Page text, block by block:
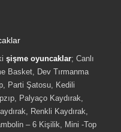
şişme oyuncaklar; Canlı
Basket, Dev Tırmanma
Parti Şatosu, Kedili
Palyaço Kaydırak,
Renkli Kaydırak,
– 6 Kişilik, Mini -Top